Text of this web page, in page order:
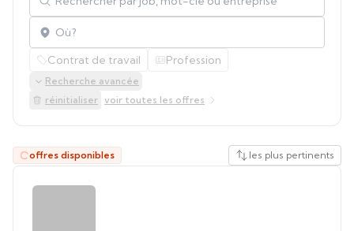
Localisation
Contrat de travail Profession
Recherche avancée
réinitialiser voir toutes les offres
offres disponibles les plus pertinents